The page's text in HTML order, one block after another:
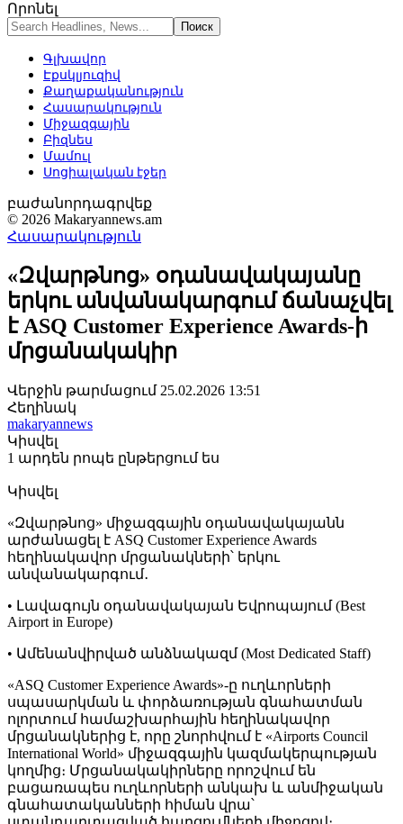
Որոնել
Գլխավոր
Էքսկլյուզիվ
Քաղաքականություն
Հասարակություն
Միջազգային
Բիզնես
Մամուլ
Սոցիալական էջեր
բաժանորդագրվեք
© 2026 Makaryannews.am
Հասարակություն
«Զվարթնոց» օդանավակայանը
երկու անվանակարգում ճանաչվել
է ASQ Customer Experience Awards-ի
մրցանակակիր
Վերջին թարմացում 25.02.2026 13:51
Հեղինակ
makaryannews
Կիսվել
1 արդեն րոպե ընթերցում ես
Կիսվել
«Զվարթնոց» միջազգային օդանավակայանն
արժանացել է ASQ Customer Experience Awards
հեղինակավոր մրցանակների՝ երկու
անվանակարգում․
• Լավագույն օդանավակայան Եվրոպայում (Best
Airport in Europe)
• Ամենանվիրված անձնակազմ (Most Dedicated Staff)
«ASQ Customer Experience Awards»-ը ուղևորների
սպասարկման և փորձառության գնահատման
ոլորտում համաշխարհային հեղինակավոր
մրցանակներից է, որը շնորհվում է «Airports Council
International World» միջազգային կազմակերպության
կողմից։ Մրցանակակիրները որոշվում են
բացառապես ուղևորների անկախ և անմիջական
գնահատականների հիման վրա՝